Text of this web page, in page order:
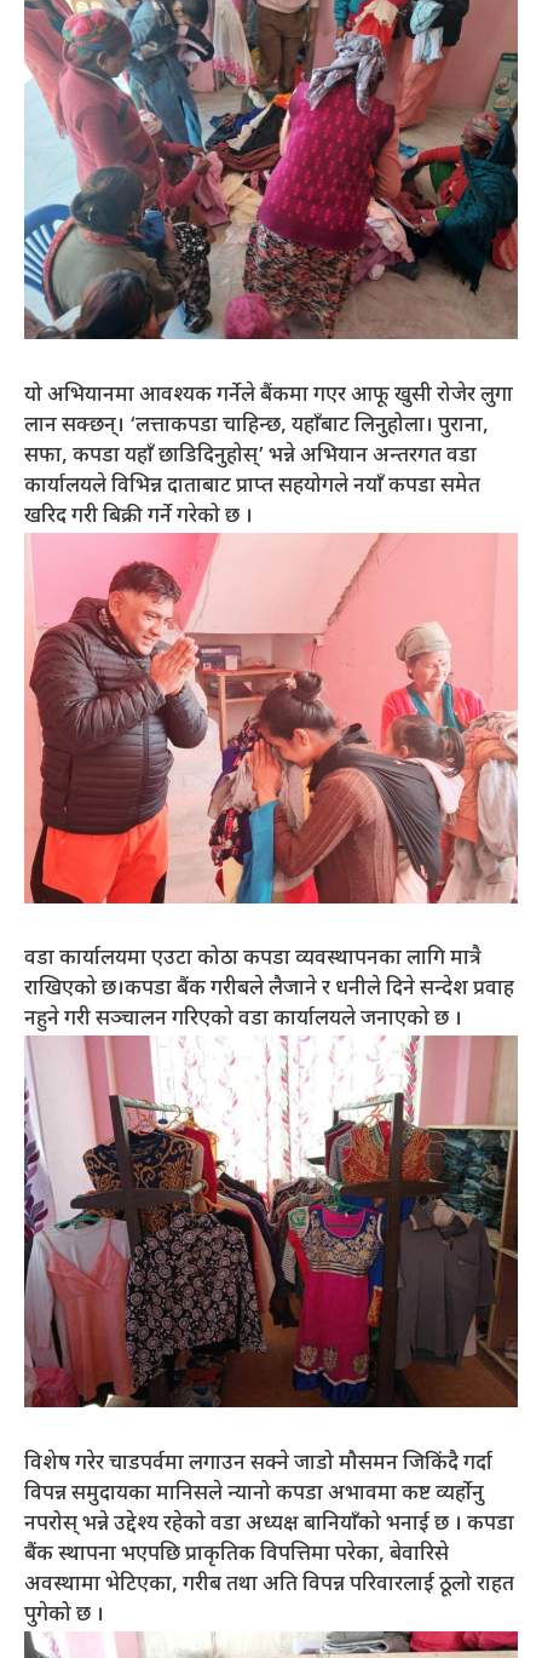
यो अभियानमा आवश्यक गर्नेले बैंकमा गएर आफू खुसी रोजेर लुगा
लान सक्छन्। ‘लत्ताकपडा चाहिन्छ, यहाँबाट लिनुहोला। पुराना,
सफा, कपडा यहाँ छाडिदिनुहोस्’ भन्ने अभियान अन्तरगत वडा
कार्यालयले विभिन्न दाताबाट प्राप्त सहयोगले नयाँ कपडा समेत
खरिद गरी बिक्री गर्ने गरेको छ ।
वडा कार्यालयमा एउटा कोठा कपडा व्यवस्थापनका लागि मात्रै
राखिएको छ।कपडा बैंक गरीबले लैजाने र धनीले दिने सन्देश प्रवाह
नहुने गरी सञ्चालन गरिएको वडा कार्यालयले जनाएको छ ।
विशेष गरेर चाडपर्वमा लगाउन सक्ने जाडो मौसमन जिकिंदै गर्दा
विपन्न समुदायका मानिसले न्यानो कपडा अभावमा कष्ट व्यर्हाेनु
नपरोस् भन्ने उद्देश्य रहेको वडा अध्यक्ष बानियाँको भनाई छ । कपडा
बैंक स्थापना भएपछि प्राकृतिक विपत्तिमा परेका, बेवारिसे
अवस्थामा भेटिएका, गरीब तथा अति विपन्न परिवारलाई ठूलो राहत
पुगेको छ ।